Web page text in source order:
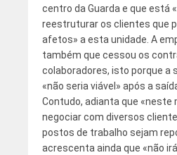
centro da Guarda e que está
reestruturar os clientes que
afetos» a esta unidade. A
também que cessou os
colaboradores, isto porque a
«não seria viável» após a
Contudo, adianta que «neste
negociar com diversos
postos de trabalho sejam
acrescenta ainda que «não